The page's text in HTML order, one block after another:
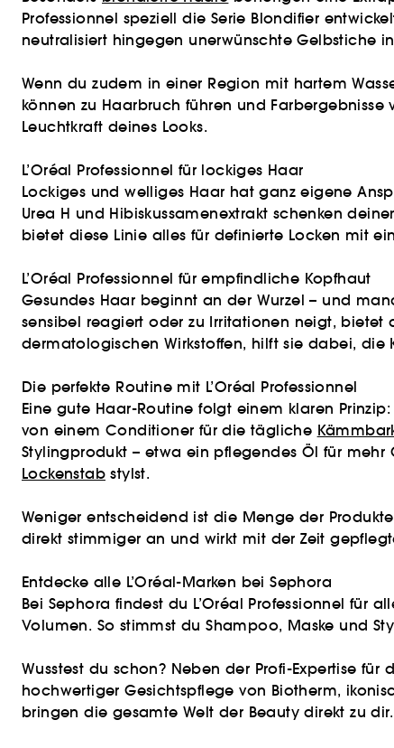
Professionnel speziell die Serie Blondifier
neutralisiert hingegen unerwünschte Gelbstiche
Wenn du zudem in einer Region mit hartem
können zu Haarbruch führen und
Leuchtkraft deines Looks.
L’Oréal Professionnel für lockiges Haar
Lockiges und welliges Haar hat ganz eigene
Urea H und Hibiskussamenextrakt schenken
bietet diese Linie alles für definierte Locken mit
L’Oréal Professionnel für empfindliche Kopfhaut
Gesundes Haar beginnt an der Wurzel – und
sensibel reagiert oder zu Irritationen neigt, bietet
dermatologischen Wirkstoffen, hilft sie dabei, die
Die perfekte Routine mit L’Oréal Professionnel
Eine gute Haar-Routine folgt einem klaren
von einem Conditioner für die tägliche
Stylingprodukt – etwa ein pflegendes Öl für
Lockenstab stylst.
Weniger entscheidend ist die Menge der
direkt stimmiger an und wirkt mit der Zeit
Entdecke alle L’Oréal-Marken bei Sephora
Bei Sephora findest du L’Oréal Professionnel für
Volumen. So stimmst du Shampoo, Maske und
Wusstest du schon? Neben der Profi-Expertise
hochwertiger Gesichtspflege von Biotherm,
bringen die gesamte Welt der Beauty direkt zu